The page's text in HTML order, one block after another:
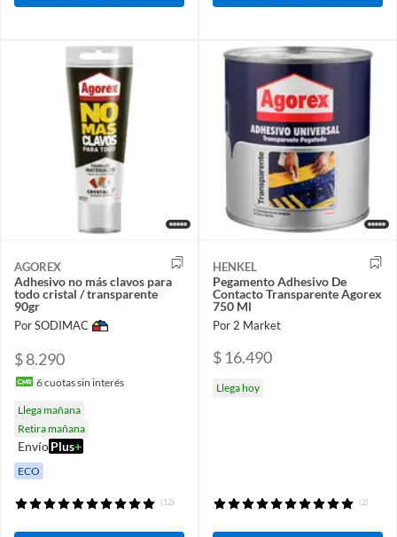
AGOREX
Adhesivo no más clavos para
todo cristal / transparente
90gr
Por SODIMAC
$ 8.290
6cuotas sin interés
Llega mañana
Retira mañana
EnvíoPlus+
ECO
(12)
HENKEL
Pegamento Adhesivo De
Contacto Transparente Agorex
750 Ml
Por 2 Market
$ 16.490
Llega hoy
(2)